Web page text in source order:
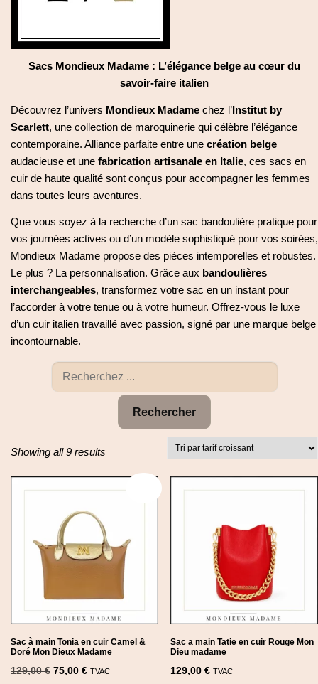
Sacs Mondieux Madame : L’élégance belge au cœur du
savoir-faire italien
Découvrez l’univers Mondieux Madame chez l’Institut by
Scarlett, une collection de maroquinerie qui célèbre l’élégance
contemporaine. Alliance parfaite entre une création belge
audacieuse et une fabrication artisanale en Italie, ces sacs en
cuir de haute qualité sont conçus pour accompagner les femmes
dans toutes leurs aventures.
Que vous soyez à la recherche d’un sac bandoulière pratique pour
vos journées actives ou d’un modèle sophistiqué pour vos soirées,
Mondieux Madame propose des pièces intemporelles et robustes.
Le plus ? La personnalisation. Grâce aux bandoulières
interchangeables, transformez votre sac en un instant pour
l’accorder à votre tenue ou à votre humeur. Offrez-vous le luxe
d’un cuir italien travaillé avec passion, signé par une marque belge
incontournable.
Rechercher
Showing all 9 results
d
b
i
c
e
:
Sac à main Tonia en cuir Camel &
Doré Mon Dieux Madame
129,00€ O
75,00 €CTVAC
Sac a main Tatie en cuir Rouge Mon
Dieu madame
129,00€ TVAC